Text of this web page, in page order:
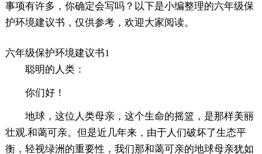
事项有许多，你确定会写吗？以下是小编整理的六年级保
护环境建议书，仅供参考，欢迎大家阅读。
六年级保护环境建议书1
聪明的人类：
你们好！
地球，这位人类母亲，这个生命的摇篮，是那样美丽
壮观.和蔼可亲。但是近几年来，由于人们破坏了生态平
衡，轻视绿洲的重要性，我们那和蔼可亲的地球母亲犹如